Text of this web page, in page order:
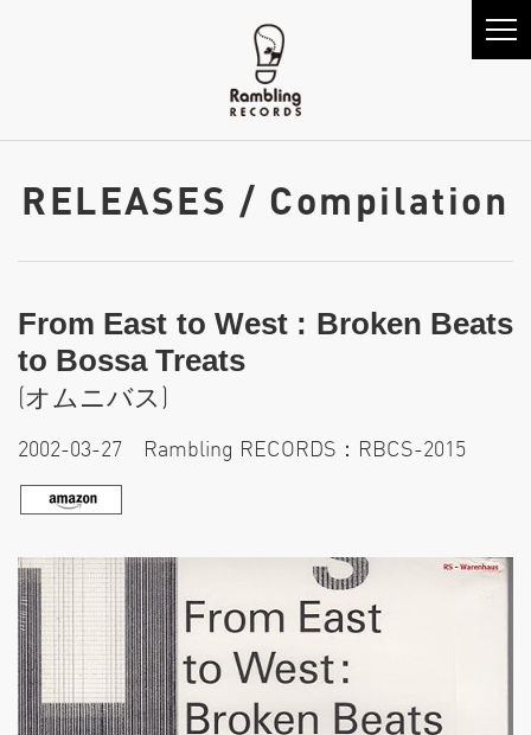
RELEASES / Compilation
From East to West : Broken Beats
to Bossa Treats
(オムニバス)
2002-03-27 Rambling RECORDS：RBCS-2015